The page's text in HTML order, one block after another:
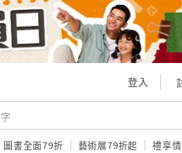
登入
圖書全面79折 藝術展79折起 禮享